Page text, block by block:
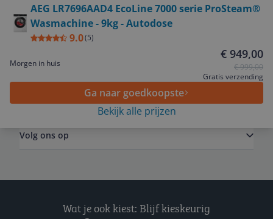
AEG LR7696AAD4 EcoLine 7000 serie ProSteam®
Wasmachine - 9kg - Autodose
9.0(5)
Morgen in huis
€ 949,00
€ 999,00
Gratis verzending
Ga naar goedkoopste
Bekijk alle prijzen
Service
Volg ons op
Wat je ook kiest: Blijf kieskeurig